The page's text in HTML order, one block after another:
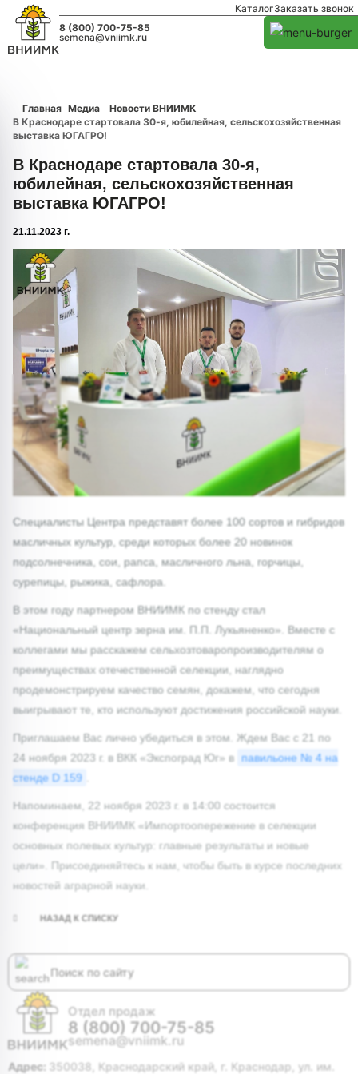
КаталогЗаказать звонок
8 (800) 700-75-85
semena@vniimk.ru
Главная Медиа
Новости ВНИИМК
В Краснодаре стартовала 30-я, юбилейная, сельскохозяйственная
выставка ЮГАГРО!
В Краснодаре стартовала 30-я,
юбилейная, сельскохозяйственная
выставка ЮГАГРО!
21.11.2023 г.
1/0
Специалисты Центра представят более 100 сортов и гибридов
масличных культур, среди которых более 20 новинок
подсолнечника, сои, рапса, масличного льна, горчицы,
сурепицы, рыжика, сафлора.
В этом году партнером ВНИИМК по стенду стал
«Национальный центр зерна им. П.П. Лукьяненко». Вместе с
коллегами мы расскажем сельхозтоваропроизводителям о
преимуществах отечественной селекции, наглядно
продемонстрируем качество семян, докажем, что сегодня
выигрывают те, кто используют достижения российской науки.
Приглашаем Вас лично убедиться в этом. Ждем Вас с 21 по
24 ноября 2023 г. в ВКК «Экспоград Юг» в павильоне № 4 на
стенде D 159
Напоминаем, 22 ноября 2023 г. в 14:00 состоится
конференция ВНИИМК «Импортоопережение в селекции
основных полевых культур: главные результаты и новые
цели». Присоединяйтесь к нам, чтобы быть в курсе последних
новостей аграрной науки.
НАЗАД К СПИСКУ
Отдел продаж
8 (800) 700-75-85
semena@vniimk.ru
Адрес: 350038, Краснодарский край, г. Краснодар, ул. им.